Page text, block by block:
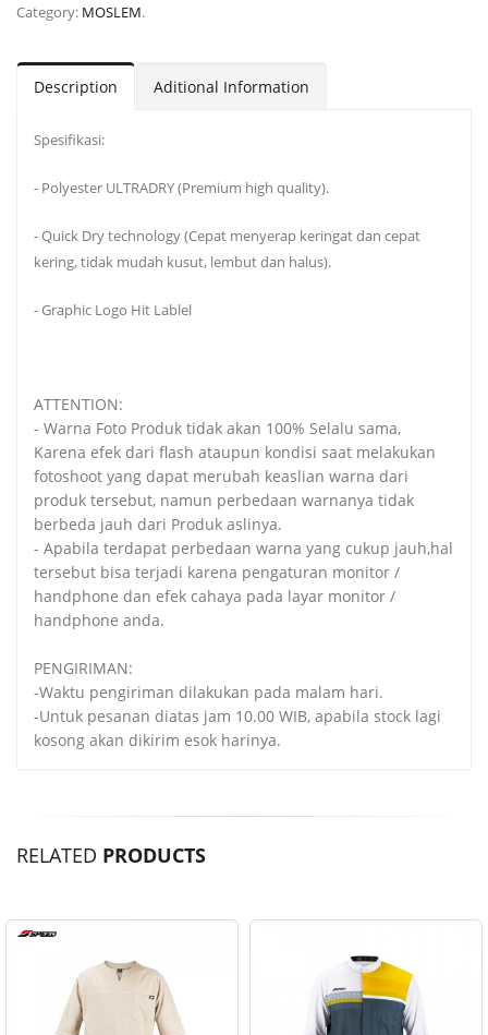
Category: MOSLEM.
Description Aditional Information
Spesifikasi:
- Polyester ULTRADRY (Premium high quality).
- Quick Dry technology (Cepat menyerap keringat dan cepat
kering, tidak mudah kusut, lembut dan halus).
- Graphic Logo Hit Lablel
ATTENTION:
- Warna Foto Produk tidak akan 100% Selalu sama,
Karena efek dari flash ataupun kondisi saat melakukan
fotoshoot yang dapat merubah keaslian warna dari
produk tersebut, namun perbedaan warnanya tidak
berbeda jauh dari Produk aslinya.
- Apabila terdapat perbedaan warna yang cukup jauh,hal
tersebut bisa terjadi karena pengaturan monitor /
handphone dan efek cahaya pada layar monitor /
handphone anda.
PENGIRIMAN:
-Waktu pengiriman dilakukan pada malam hari.
-Untuk pesanan diatas jam 10.00 WIB, apabila stock lagi
kosong akan dikirim esok harinya.
RELATED PRODUCTS